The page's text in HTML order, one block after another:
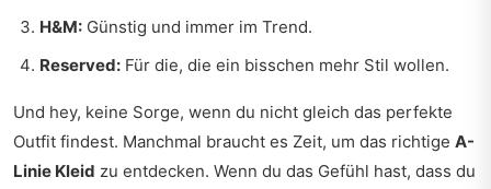
H&M: Günstig und immer im Trend.
Reserved: Für die, die ein bisschen mehr Stil wollen.
Und hey, keine Sorge, wenn du nicht gleich das perfekte
Outfit findest. Manchmal braucht es Zeit, um das richtige A-
Linie Kleid zu entdecken. Wenn du das Gefühl hast, dass du